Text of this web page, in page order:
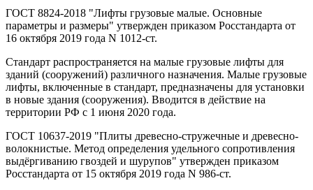
ГОСТ 8824-2018 "Лифты грузовые малые. Основные
параметры и размеры" утвержден приказом Росстандарта от
16 октября 2019 года N 1012-ст.
Стандарт распространяется на малые грузовые лифты для
зданий (сооружений) различного назначения. Малые грузовые
лифты, включенные в стандарт, предназначены для установки
в новые здания (сооружения). Вводится в действие на
территории РФ с 1 июня 2020 года.
ГОСТ 10637-2019 "Плиты древесно-стружечные и древесно-
волокнистые. Метод определения удельного сопротивления
выдёргиванию гвоздей и шурупов" утвержден приказом
Росстандарта от 15 октября 2019 года N 986-ст.